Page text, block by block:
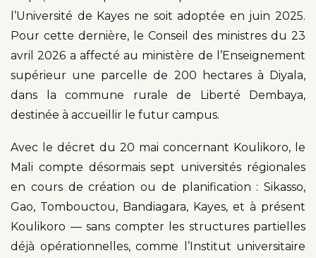
l’Université de Kayes ne soit adoptée en juin 2025.
Pour cette dernière, le Conseil des ministres du 23
avril 2026 a affecté au ministère de l’Enseignement
supérieur une parcelle de 200 hectares à Diyala,
dans la commune rurale de Liberté Dembaya,
destinée à accueillir le futur campus.
Avec le décret du 20 mai concernant Koulikoro, le
Mali compte désormais sept universités régionales
en cours de création ou de planification : Sikasso,
Gao, Tombouctou, Bandiagara, Kayes, et à présent
Koulikoro — sans compter les structures partielles
déjà opérationnelles, comme l’Institut universitaire